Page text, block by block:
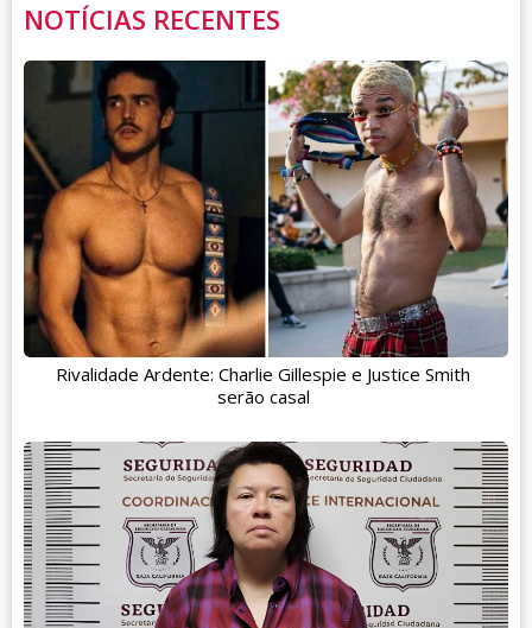
NOTÍCIAS RECENTES
Rivalidade Ardente: Charlie Gillespie e Justice Smith
serão casal